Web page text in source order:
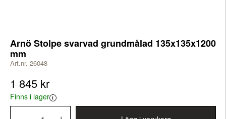
Arnö Stolpe svarvad grundmålad 135x135x1200
mm
Art.nr. 26048
1 845 kr
Finns i lager